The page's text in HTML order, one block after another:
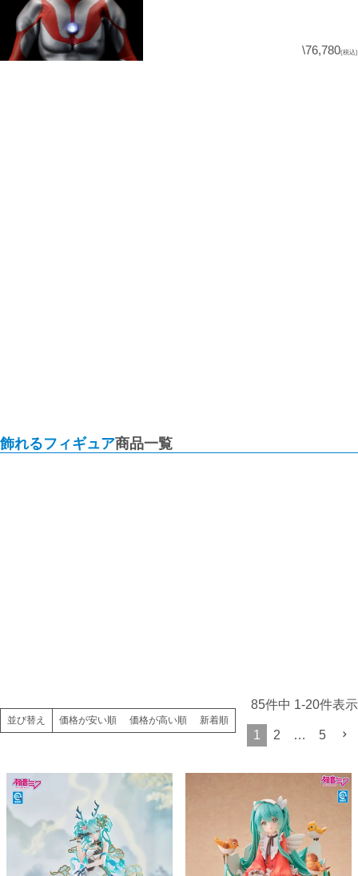
\76,780(税込)
飾れるフィギュア商品一覧
並び替え 価格が安い順 価格が高い順 新着順
85件中 1-20件表示
1 2 … 5